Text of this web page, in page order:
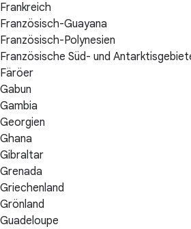
Frankreich
Französisch-Guayana
Französisch-Polynesien
Französische Süd- und
Färöer
Gabun
Gambia
Georgien
Ghana
Gibraltar
Grenada
Griechenland
Grönland
Guadeloupe